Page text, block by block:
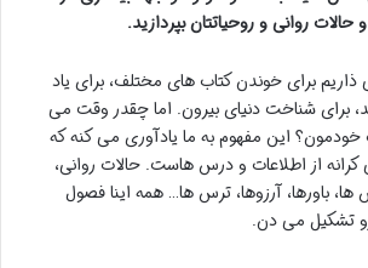
حالات روانی و روحیاتتان بپردازید.
برای خوندن کتاب های مختلف، برای یاد
برای شناخت دنیای بیرون. اما چقدر وقت می
خودمون؟ این مفهوم به ما یادآوری می کنه که
کرانه از اطلاعات و درس هاست. حالات روانی،
باورها، آرزوها، ترس ها… همه اینا فصول
تشکیل می دن.